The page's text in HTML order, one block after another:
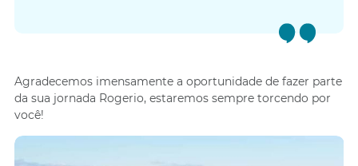
Agradecemos imensamente a oportunidade de fazer parte
da sua jornada Rogerio, estaremos sempre torcendo por
você!